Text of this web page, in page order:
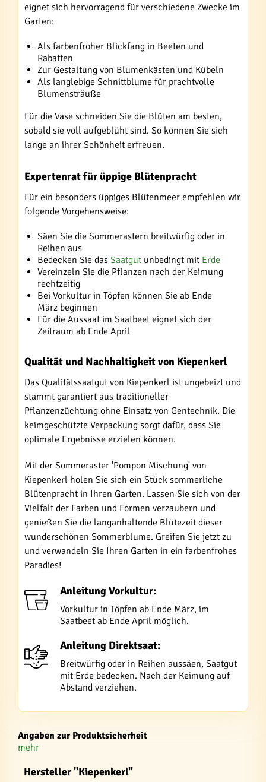
eignet sich hervorragend für verschiedene Zwecke im
Garten:
Als farbenfroher Blickfang in Beeten und
Rabatten
Zur Gestaltung von Blumenkästen und Kübeln
Als langlebige Schnittblume für prachtvolle
Blumensträuße
Für die Vase schneiden Sie die Blüten am besten,
sobald sie voll aufgeblüht sind. So können Sie sich
lange an ihrer Schönheit erfreuen.
Expertenrat für üppige Blütenpracht
Für ein besonders üppiges Blütenmeer empfehlen wir
folgende Vorgehensweise:
Säen Sie die Sommerastern breitwürfig oder in
Reihen aus
Bedecken Sie das Saatgut unbedingt mit Erde
Vereinzeln Sie die Pflanzen nach der Keimung
rechtzeitig
Bei Vorkultur in Töpfen können Sie ab Ende
März beginnen
Für die Aussaat im Saatbeet eignet sich der
Zeitraum ab Ende April
Qualität und Nachhaltigkeit von Kiepenkerl
Das Qualitätssaatgut von Kiepenkerl ist ungebeizt und
stammt garantiert aus traditioneller
Pflanzenzüchtung ohne Einsatz von Gentechnik. Die
keimgeschützte Verpackung sorgt dafür, dass Sie
optimale Ergebnisse erzielen können.
Mit der Sommeraster 'Pompon Mischung' von
Kiepenkerl holen Sie sich ein Stück sommerliche
Blütenpracht in Ihren Garten. Lassen Sie sich von der
Vielfalt der Farben und Formen verzaubern und
genießen Sie die langanhaltende Blütezeit dieser
wunderschönen Sommerblume. Greifen Sie jetzt zu
und verwandeln Sie Ihren Garten in ein farbenfrohes
Paradies!
Anleitung Vorkultur:
Vorkultur in Töpfen ab Ende März, im
Saatbeet ab Ende April möglich.
Anleitung Direktsaat:
Breitwürfig oder in Reihen aussäen, Saatgut
mit Erde bedecken. Nach der Keimung auf
Abstand verziehen.
Angaben zur Produktsicherheit
mehr
Hersteller "Kiepenkerl"